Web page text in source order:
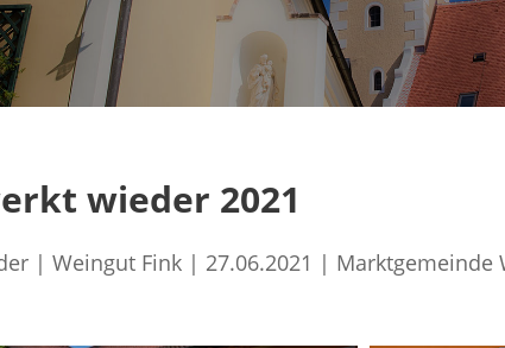
wieder 2021
| Weingut Fink | 27.06.2021 | Marktgemeinde